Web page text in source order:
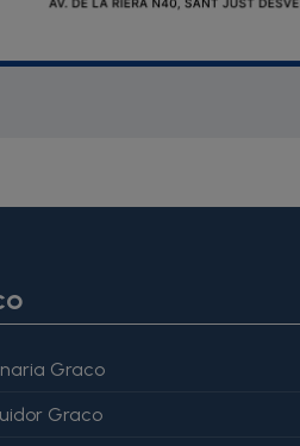
Graco
Graco
Martínez" }, "reviewRating": {